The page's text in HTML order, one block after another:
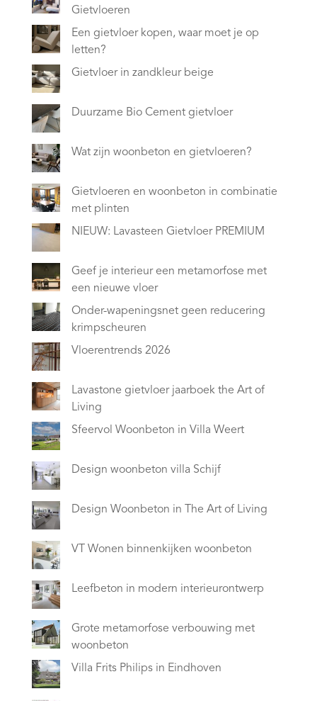
Gietvloeren
Een gietvloer kopen, waar moet je op
letten?
Gietvloer in zandkleur beige
Duurzame Bio Cement gietvloer
Wat zijn woonbeton en gietvloeren?
Gietvloeren en woonbeton in combinatie
met plinten
NIEUW: Lavasteen Gietvloer PREMIUM
Geef je interieur een metamorfose met
een nieuwe vloer
Onder-wapeningsnet geen reducering
krimpscheuren
Vloerentrends 2026
Lavastone gietvloer jaarboek the Art of
Living
Sfeervol Woonbeton in Villa Weert
Design woonbeton villa Schijf
Design Woonbeton in The Art of Living
VT Wonen binnenkijken woonbeton
Leefbeton in modern interieurontwerp
Grote metamorfose verbouwing met
woonbeton
Villa Frits Philips in Eindhoven